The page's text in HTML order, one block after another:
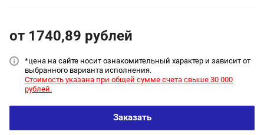
от 1740,89 рублей
*цена на сайте носит ознакомительный характер и зависит от
выбранного варианта исполнения.
Стоимость указана при общей сумме счета свыше 30 000
рублей.
Заказать